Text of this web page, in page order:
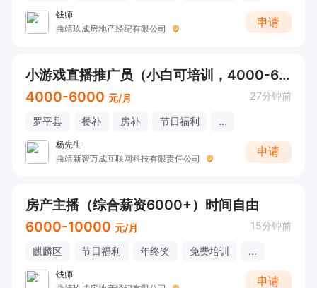
钱师
曲靖玖成房地产经纪有限公司
申请
小游戏直播推广员（小白可培训，4000-6000/月）
4000-6000 元/月 27分钟前
罗平县 餐补 房补 节日福利 ...
杨先生
曲靖新智万成互联网科技有限责任公司
申请
房产主播（综合薪资6000+）时间自由
6000-10000 元/月 15分钟前
麒麟区 节日福利 年终奖 免费培训 ...
钱师
申请